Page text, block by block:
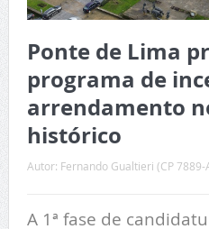
Ponte de Lima
programa de
arrendamento
histórico
Autor: Fernando Gualtieri (CP 7889-
A 1ª fase de